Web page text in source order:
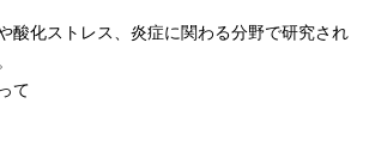
酸化ストレス、炎症に関わる分野で研究され
て